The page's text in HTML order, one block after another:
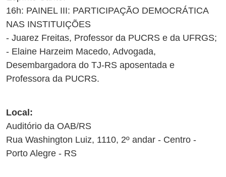
16h: PAINEL III: PARTICIPAÇÃO DEMOCRÁTICA
NAS INSTITUIÇÕES
- Juarez Freitas, Professor da PUCRS e da UFRGS;
- Elaine Harzeim Macedo, Advogada,
Desembargadora do TJ-RS aposentada e
Professora da PUCRS.
Local:
Auditório da OAB/RS
Rua Washington Luiz, 1110, 2º andar - Centro -
Porto Alegre - RS